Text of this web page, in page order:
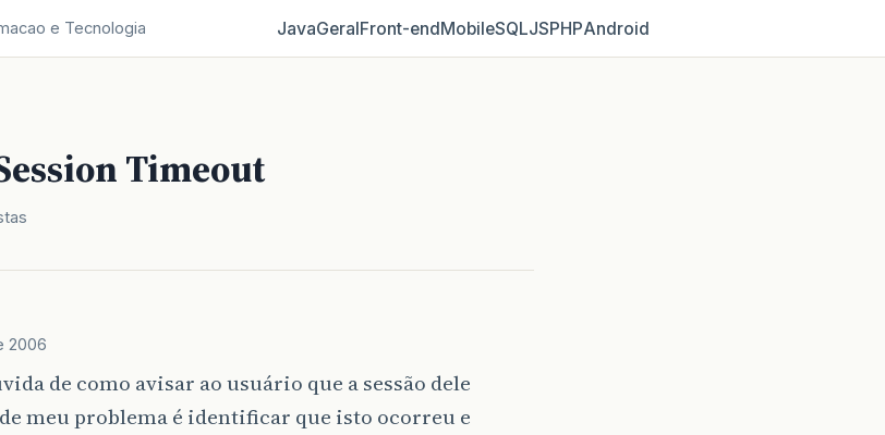
e Tecnologia JavaGeralFront‑endMobileSQLJSPHPAndroid
Timeout
2006
de como avisar ao usuário que a sessão dele
meu problema é identificar que isto ocorreu e